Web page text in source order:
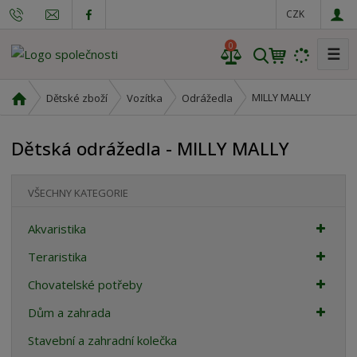
CZK
V
h
d
0 ☰
v
d
s
r
a
a
Dětské zboží Vozítka Odrážedla MILLY MALLY
Dětská odrážedla - MILLY MALLY
VŠECHNY KATEGORIE
Akvaristika
Teraristika
Chovatelské potřeby
Dům a zahrada
Stavební a zahradní kolečka